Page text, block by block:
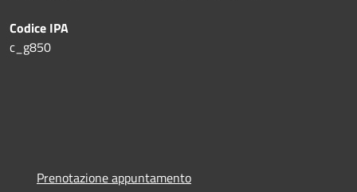
Codice IPA
c_g850
Prenotazione appuntamento